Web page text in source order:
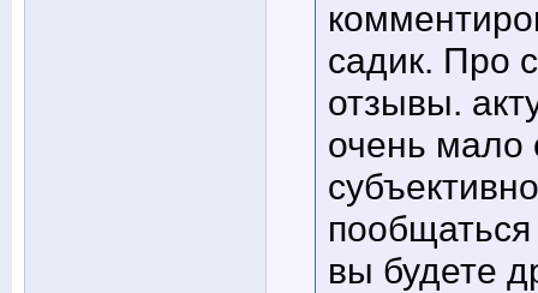
садик. Про
отзывы.
очень мало
вы будете